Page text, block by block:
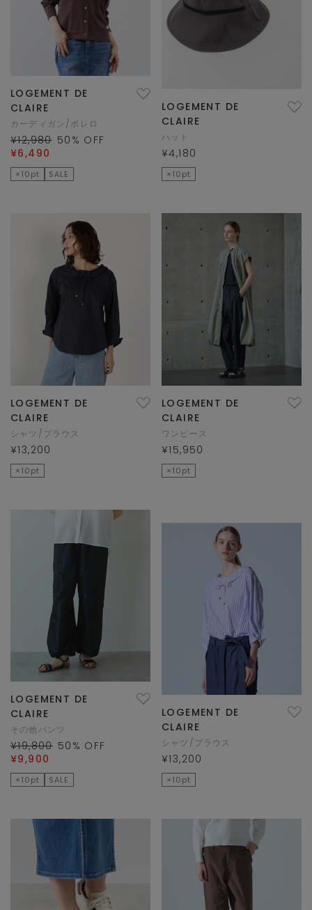
LOGEMENT DE
CLAIRE
カーディガン/ボレロ
¥12,980 50 % OFF
¥6,490
×10pt SALE
LOGEMENT DE
CLAIRE
ハット
¥4,180
×10pt
LOGEMENT DE
CLAIRE
シャツ/ブラウス
¥13,200
×10pt
LOGEMENT DE
CLAIRE
ワンピース
¥15,950
×10pt
LOGEMENT DE
CLAIRE
その他パンツ
¥19,800 50 % OFF
¥9,900
×10pt SALE
LOGEMENT DE
CLAIRE
シャツ/ブラウス
¥13,200
×10pt